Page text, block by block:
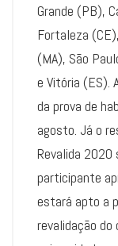
Grande (PB),
Fortaleza
(MA), São
e Vitória (ES).
da prova de
agosto. Já o
Revalida 2020
participante
estará apto a
revalidação